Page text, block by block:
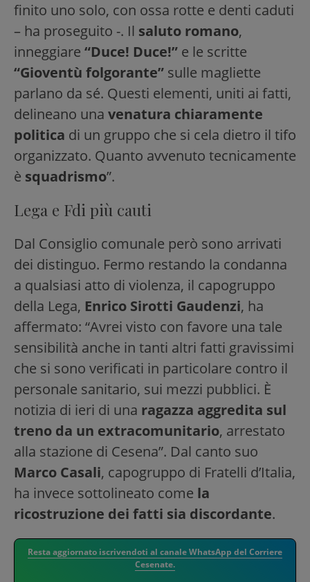
finito uno solo, con ossa rotte e denti caduti
– ha proseguito -. Il saluto romano,
inneggiare “Duce! Duce!” e le scritte
“Gioventù folgorante” sulle magliette
parlano da sé. Questi elementi, uniti ai fatti,
delineano una venatura chiaramente
politica di un gruppo che si cela dietro il tifo
organizzato. Quanto avvenuto tecnicamente
è squadrismo”.
Lega e Fdi più cauti
Dal Consiglio comunale però sono arrivati
dei distinguo. Fermo restando la condanna
a qualsiasi atto di violenza, il capogruppo
della Lega, Enrico Sirotti Gaudenzi, ha
affermato: “Avrei visto con favore una tale
sensibilità anche in tanti altri fatti gravissimi
che si sono verificati in particolare contro il
personale sanitario, sui mezzi pubblici. È
notizia di ieri di una ragazza aggredita sul
treno da un extracomunitario, arrestato
alla stazione di Cesena”. Dal canto suo
Marco Casali, capogruppo di Fratelli d’Italia,
ha invece sottolineato come la
ricostruzione dei fatti sia discordante.
Resta aggiornato iscrivendoti al canale WhatsApp del Corriere
Cesenate.